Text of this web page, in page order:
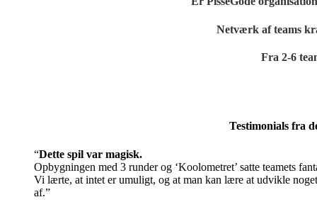
Netværk af teams
Fra 2-6
Testimonials fra
“Dette spil var magisk.
Opbygningen med 3 runder og ‘Koolometret’ satte teamets
Vi lærte, at intet er umuligt, og at man kan lære at udvikle
af.”